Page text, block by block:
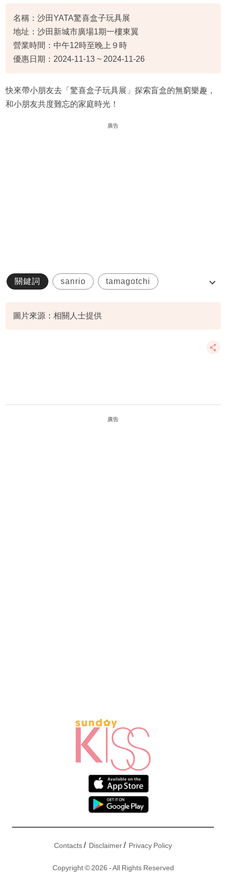
名稱：沙田YATA驚喜盒子玩具展
地址：沙田新城市廣場1期一樓東翼
營業時間：中午12時至晚上９時
優惠日期：2024-11-13 ~ 2024-11-26
快來帶小朋友去「驚喜盒子玩具展」探索盲盒的無窮樂趣，
和小朋友共度難忘的家庭時光！
廣告
關鍵詞 sanrio tamagotchi
圖片來源：相關人士提供
廣告
Contacts/ Disclaimer/ Privacy Policy
Copyright © 2026 - All Rights Reserved